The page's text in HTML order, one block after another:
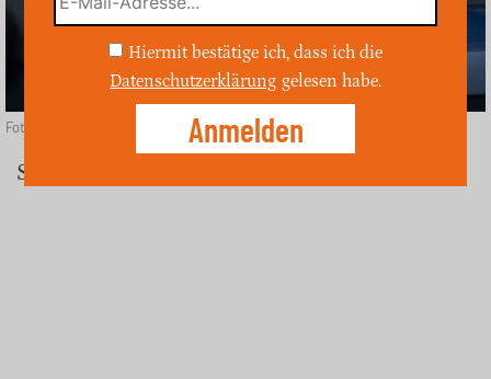
Foto: unsplash
Stadtlohn (ost)
Hiermit bestätige ich, dass ich die
Datenschutzerklärung gelesen habe.